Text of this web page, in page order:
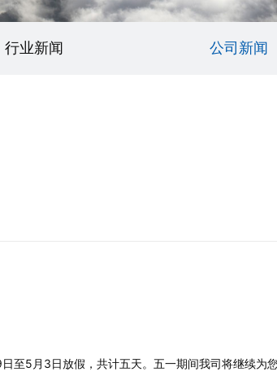
行业新闻 公司新闻
至5月3日放假，共计五天。五一期间我司将继续为